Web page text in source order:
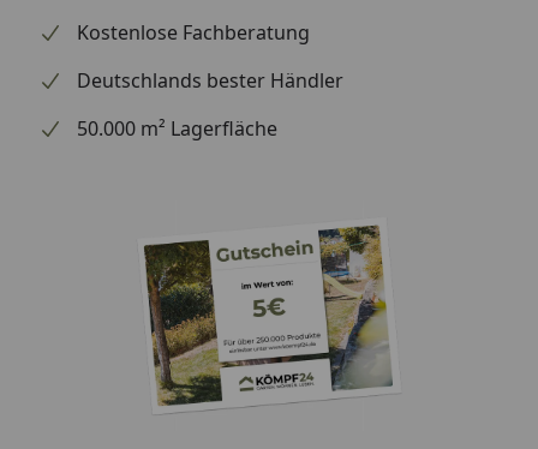
Kostenlose Fachberatung
Deutschlands bester Händler
50.000 m² Lagerfläche